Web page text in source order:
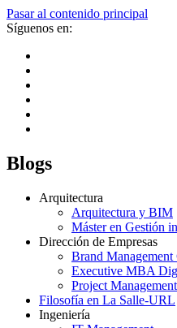
Pasar al contenido principal
Síguenos en:
Blogs
Arquitectura
Arquitectura y BIM
Máster en Gestión
Dirección de Empresas
Brand
Executive MBA
Project Management
Filosofía en La Salle-URL
Ingeniería